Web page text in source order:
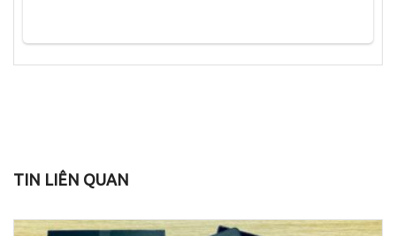
TIN LIÊN QUAN